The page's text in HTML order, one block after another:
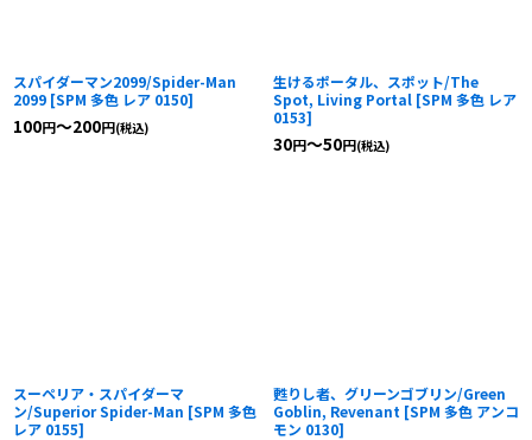
スパイダーマン2099/Spider-Man
2099 [SPM 多色 レア 0150]
100円～200円(税込)
生けるポータル、スポット/The
Spot, Living Portal [SPM 多色 レア
0153]
30円～50円(税込)
スーペリア・スパイダーマ
ン/Superior Spider-Man [SPM 多色
レア 0155]
甦りし者、グリーンゴブリン/Green
Goblin, Revenant [SPM 多色 アンコ
モン 0130]